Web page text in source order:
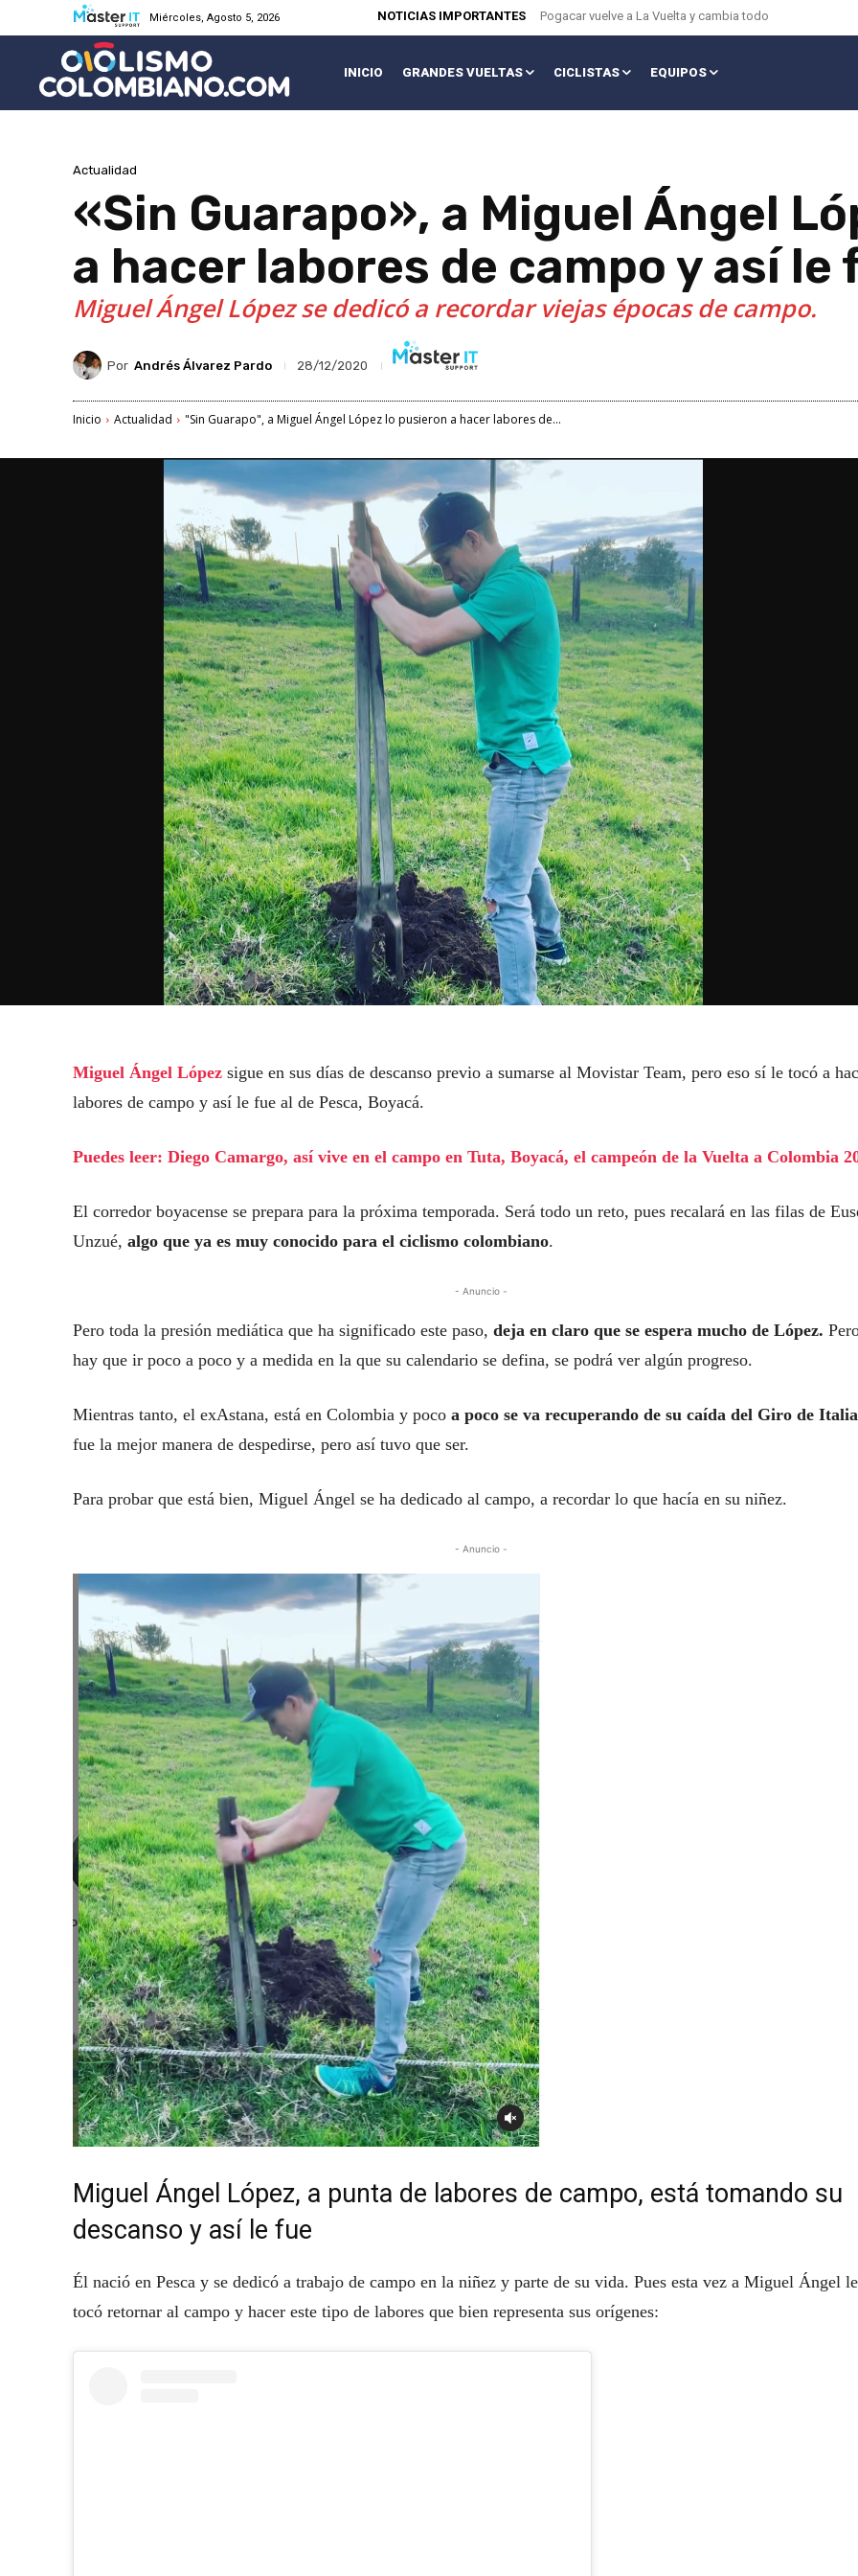
Miércoles, Agosto 5, 2026 NOTICIAS IMPORTANTES Pogacar vuelve a La Vuelta y cambia todo
INICIO GRANDES VUELTAS CICLISTAS EQUIPOS
Actualidad
«Sin Guarapo», a Miguel Ángel
a hacer labores de campo y así le
Miguel Ángel López se dedicó a recordar viejas épocas de campo.
Por Andrés Álvarez Pardo 28/12/2020
Inicio Actualidad "Sin Guarapo", a Miguel Ángel López lo pusieron a hacer labores de...
Miguel Ángel López sigue en sus días de descanso previo a sumarse al Movistar Team, pero eso sí le tocó a
labores de campo y así le fue al de Pesca, Boyacá.
Puedes leer: Diego Camargo, así vive en el campo en Tuta, Boyacá, el campeón de la Vuelta a Colombia
El corredor boyacense se prepara para la próxima temporada. Será todo un reto, pues recalará en las filas de
Unzué, algo que ya es muy conocido para el ciclismo colombiano.
- Anuncio -
Pero toda la presión mediática que ha significado este paso, deja en claro que se espera mucho de López.
hay que ir poco a poco y a medida en la que su calendario se defina, se podrá ver algún progreso.
Mientras tanto, el exAstana, está en Colombia y poco a poco se va recuperando de su caída del Giro de Italia
fue la mejor manera de despedirse, pero así tuvo que ser.
Para probar que está bien, Miguel Ángel se ha dedicado al campo, a recordar lo que hacía en su niñez.
- Anuncio -
Miguel Ángel López, a punta de labores de campo, está tomando su
descanso y así le fue
Él nació en Pesca y se dedicó a trabajo de campo en la niñez y parte de su vida. Pues esta vez a Miguel Ángel le
tocó retornar al campo y hacer este tipo de labores que bien representa sus orígenes: